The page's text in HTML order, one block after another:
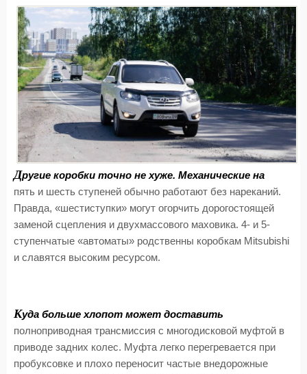
Другие коробки точно не хуже. Механические на
пять и шесть ступеней обычно работают без нареканий.
Правда, «шестиступки» могут огорчить дорогостоящей
заменой сцепления и двухмассового маховика. 4- и 5-
ступенчатые «автоматы» родственны коробкам Mitsubishi
и славятся высоким ресурсом.
Куда больше хлопот может доставить
полноприводная трансмиссия с многодисковой муфтой в
приводе задних колес. Муфта легко перегревается при
пробуксовке и плохо переносит частые внедорожные